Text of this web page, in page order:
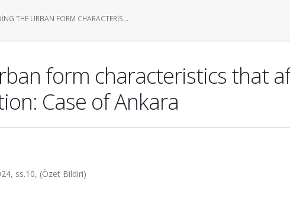
THE URBAN FORM CHARACTERIS...
form characteristics that
Case of Ankara
ss.10, (Özet Bildiri)